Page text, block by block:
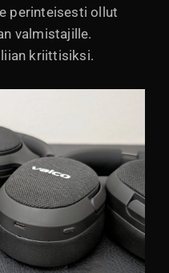
perinteisesti ollut
valmistajille.
kriittisiksi.